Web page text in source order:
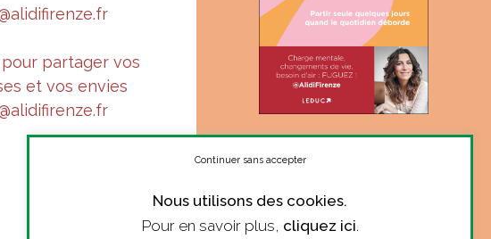
partager vos
et vos envies
« Suis-je à ma juste place ?
Le ton complice et sincère
se poser la question. »
Nous utilisons des cookies.
Pour en savoir plus, cliquez ici.
Continuer sans accepter